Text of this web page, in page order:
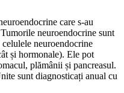
care s-au
neuroendocrine sunt
neuroendocrine
și hormonale). Ele pot
plămânii și pancreasul.
sunt diagnosticați anual cu